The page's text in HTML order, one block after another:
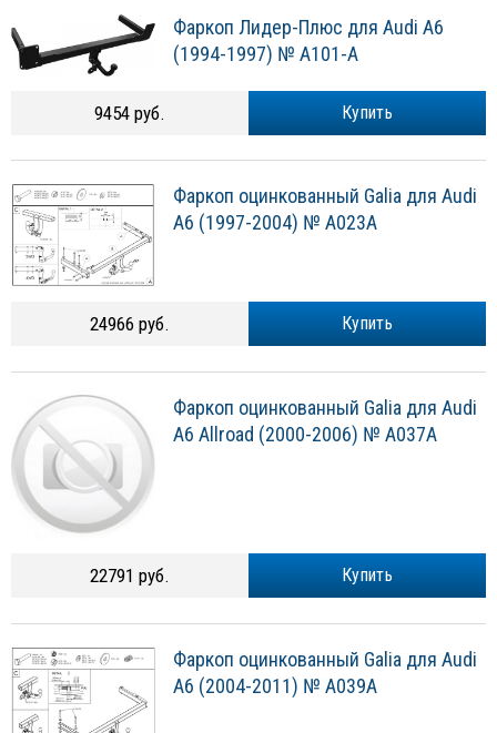
Фаркоп Лидер-Плюс для Audi A6
(1994-1997) № A101-A
Купить
9454 руб.
Фаркоп оцинкованный Galia для Audi
A6 (1997-2004) № A023A
Купить
24966 руб.
Фаркоп оцинкованный Galia для Audi
A6 Allroad (2000-2006) № A037A
Купить
22791 руб.
Фаркоп оцинкованный Galia для Audi
A6 (2004-2011) № A039A